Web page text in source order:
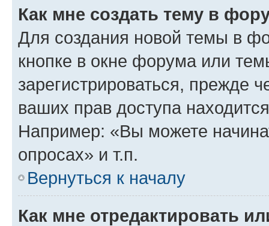
Как мне создать тему в
Для создания новой темы в
кнопке в окне форума или
зарегистрироваться, прежде
ваших прав доступа
Например: «Вы можете
опросах» и т.п.
Вернуться к началу
Как мне отредактировать